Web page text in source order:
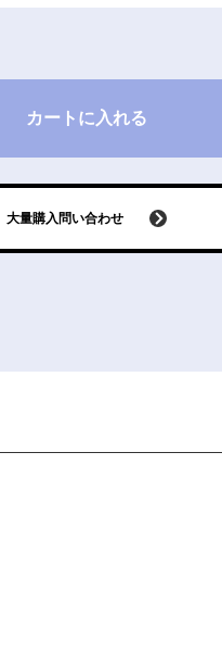
カートに入れる
大量購入問い合わせ